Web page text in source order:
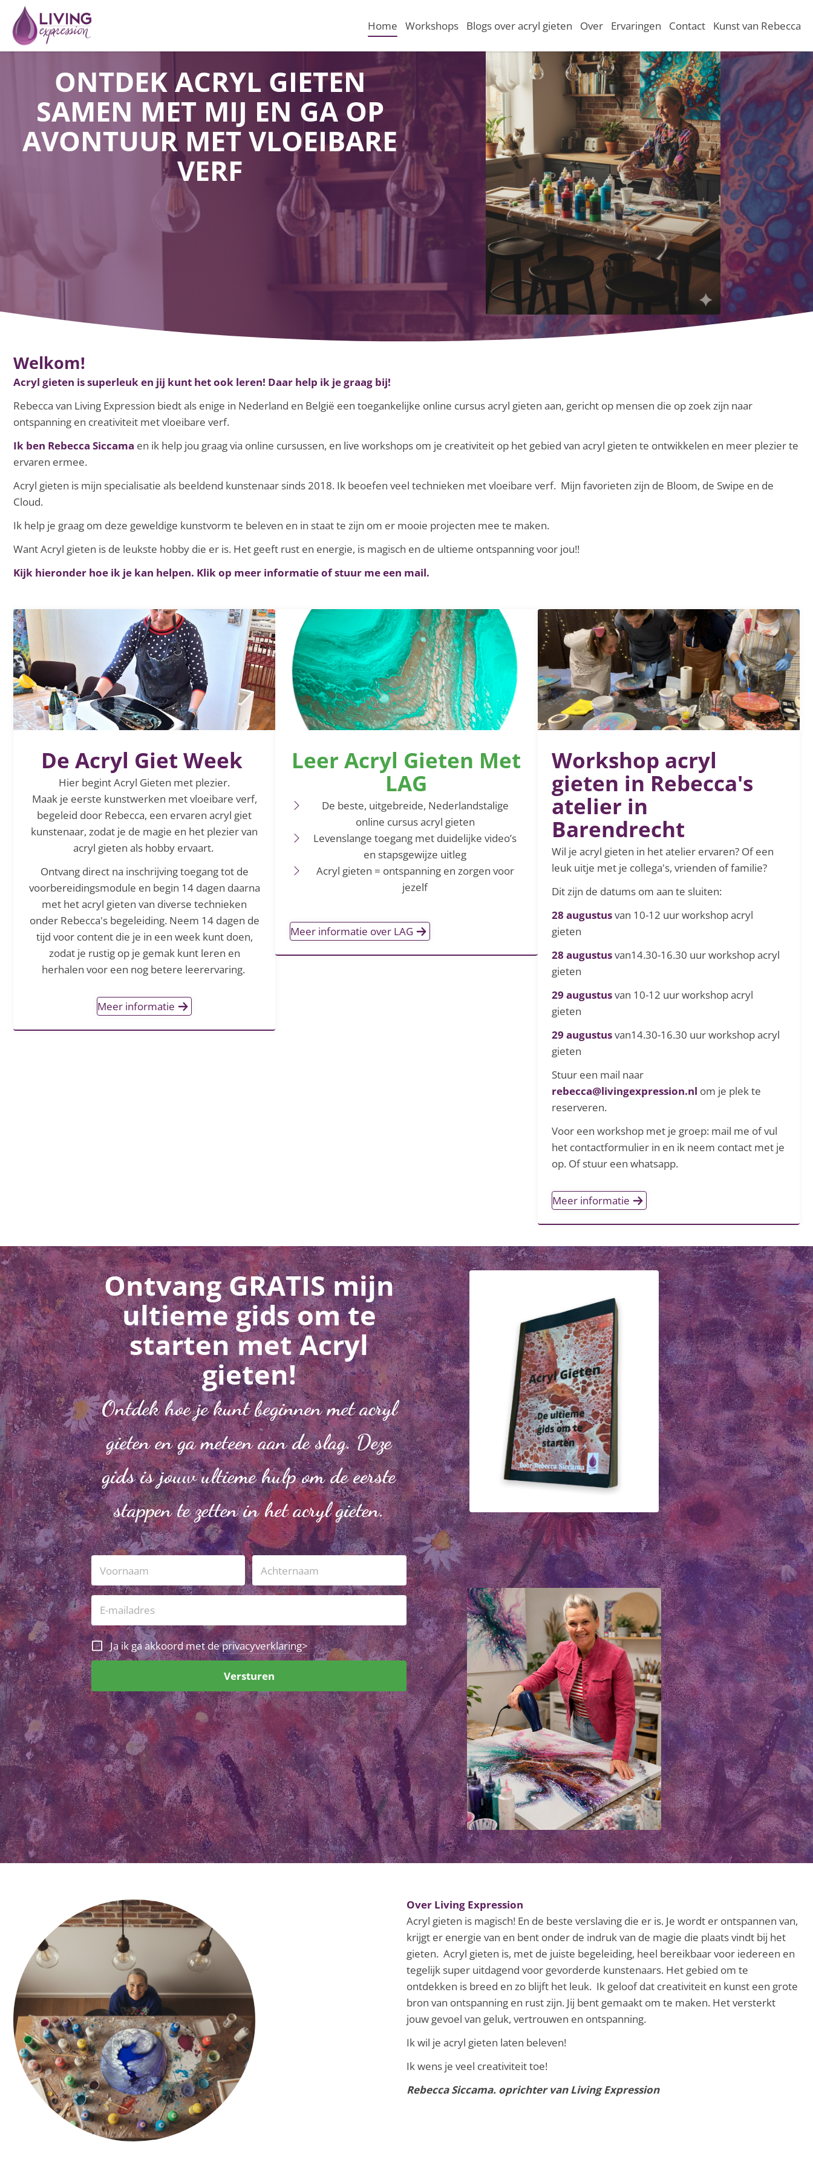
Home Workshops Blogs over acryl gieten Over Ervaringen Contact Kunst van Rebecca
ONTDEK ACRYL GIETEN
SAMEN MET MIJ EN GA OP
AVONTUUR MET VLOEIBARE
VERF
Welkom!
Acryl gieten is superleuk en jij kunt het ook leren! Daar help ik je graag bij!
Rebecca van Living Expression biedt als enige in Nederland en België een toegankelijke online cursus acryl gieten aan, gericht op mensen die op zoek zijn naar
ontspanning en creativiteit met vloeibare verf.
Ik ben Rebecca Siccama en ik help jou graag via online cursussen, en live workshops om je creativiteit op het gebied van acryl gieten te ontwikkelen en meer plezier te
ervaren ermee.
Acryl gieten is mijn specialisatie als beeldend kunstenaar sinds 2018. Ik beoefen veel technieken met vloeibare verf. Mijn favorieten zijn de Bloom, de Swipe en de
Cloud.
Ik help je graag om deze geweldige kunstvorm te beleven en in staat te zijn om er mooie projecten mee te maken.
Want Acryl gieten is de leukste hobby die er is. Het geeft rust en energie, is magisch en de ultieme ontspanning voor jou!!
Kijk hieronder hoe ik je kan helpen. Klik op meer informatie of stuur me een mail.
De Acryl Giet Week
Hier begint Acryl Gieten met plezier.
Maak je eerste kunstwerken met vloeibare verf,
begeleid door Rebecca, een ervaren acryl giet
kunstenaar, zodat je de magie en het plezier van
acryl gieten als hobby ervaart.
Ontvang direct na inschrijving toegang tot de
voorbereidingsmodule en begin 14 dagen daarna
met het acryl gieten van diverse technieken
onder Rebecca's begeleiding. Neem 14 dagen de
tijd voor content die je in een week kunt doen,
zodat je rustig op je gemak kunt leren en
herhalen voor een nog betere leerervaring.
Meer informatie
Leer Acryl Gieten Met
LAG
De beste, uitgebreide, Nederlandstalige
online cursus acryl gieten
Levenslange toegang met duidelijke video’s
en stapsgewijze uitleg
Acryl gieten = ontspanning en zorgen voor
jezelf
Meer informatie over LAG
Workshop acryl
gieten in Rebecca's
atelier in
Barendrecht
Wil je acryl gieten in het atelier ervaren? Of een
leuk uitje met je collega's, vrienden of familie?
Dit zijn de datums om aan te sluiten:
28 augustusvan 10-12 uur workshop acryl
gieten
28 augustusvan14.30-16.30 uur workshop acryl
gieten
29 augustusvan 10-12 uur workshop acryl
gieten
29 augustusvan14.30-16.30 uur workshop acryl
gieten
Stuur een mail naar
rebecca@livingexpression.nl om je plek te
reserveren.
Voor een workshop met je groep: mail me of vul
het contactformulier in en ik neem contact met je
op. Of stuur een whatsapp.
Meer informatie
Ontvang GRATIS mijn
ultieme gids om te
starten met Acryl
gieten!
Ontdek hoe je kunt beginnen met acryl
gieten en ga meteen aan de slag. Deze
gids is jouw ultieme hulp om de eerste
stappen te zetten in het acryl gieten.
Ja ik ga akkoord met deprivacyverklaring>
Over Living Expression
Acryl gieten is magisch! En de beste verslaving die er is. Je wordt er ontspannen van,
krijgt er energie van en bent onder de indruk van de magie die plaats vindt bij het
gieten. Acryl gieten is, met de juiste begeleiding, heel bereikbaar voor iedereen en
tegelijk super uitdagend voor gevorderde kunstenaars. Het gebied om te
ontdekken is breed en zo blijft het leuk. Ik geloof dat creativiteit en kunst een grote
bron van ontspanning en rust zijn. Jij bent gemaakt om te maken. Het versterkt
jouw gevoel van geluk, vertrouwen en ontspanning.
Ik wil je acryl gieten laten beleven!
Ik wens je veel creativiteit toe!
Rebecca Siccama. oprichter van Living Expression